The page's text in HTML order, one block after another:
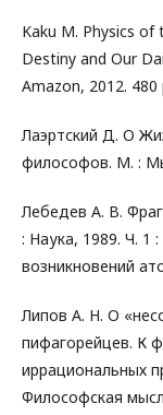
Kaku M. Physics of
Destiny and Our
Amazon, 2012. 480
Лаэртский Д. О
философов. М. :
Лебедев А. В.
: Наука, 1989. Ч. 1
возникновений
Липов А. Н. О
пифагорейцев. К
иррациональных
Философская